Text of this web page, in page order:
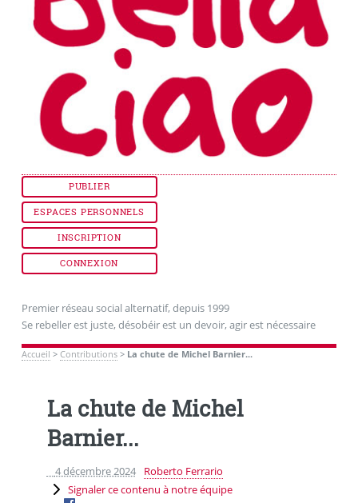
PUBLIER
ESPACES PERSONNELS
INSCRIPTION
CONNEXION
Premier réseau social alternatif, depuis 1999
Se rebeller est juste, désobéir est un devoir, agir est nécessaire
Accueil > Contributions> La chute de Michel Barnier...
La chute de Michel
Barnier...
4 décembre 2024
Roberto Ferrario
Signaler ce contenu à notre équipe